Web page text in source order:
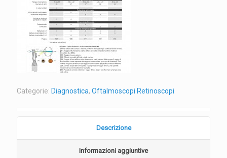
Categorie: Diagnostica, Oftalmoscopi Retinoscopi
Descrizione
Informazioni aggiuntive